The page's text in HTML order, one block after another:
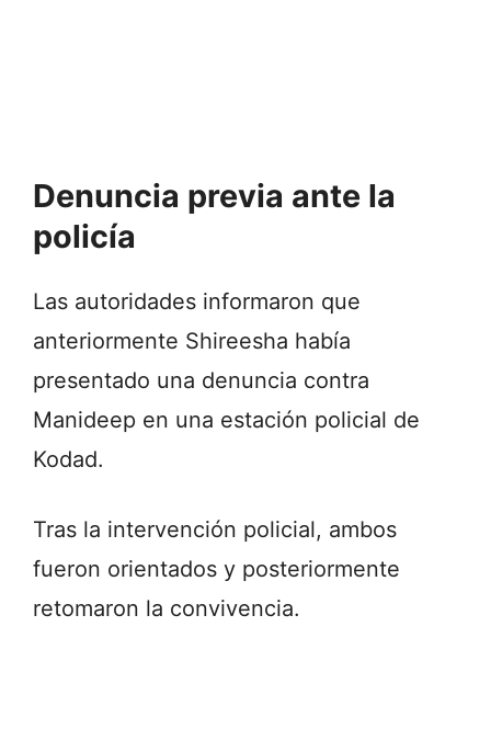
Denuncia previa ante la
policía
Las autoridades informaron que
anteriormente Shireesha había
presentado una denuncia contra
Manideep en una estación policial de
Kodad.
Tras la intervención policial, ambos
fueron orientados y posteriormente
retomaron la convivencia.